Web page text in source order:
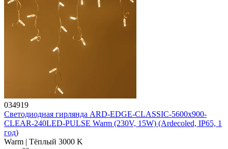
034919
Светодиодная гирлянда ARD-EDGE-CLASSIC-5600x900-
CLEAR-240LED-PULSE Warm (230V, 15W) (Ardecoled, IP65, 1
год)
Warm | Тёплый 3000 K